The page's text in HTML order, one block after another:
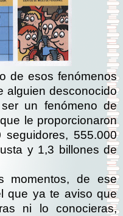
de esos fenómenos
alguien desconocido
un fenómeno de
le proporcionaron
555.000
y 1,3 billones de
momentos, de ese
que ya te aviso que
ni lo conocieras,